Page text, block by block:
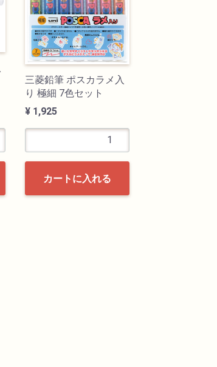
三菱鉛筆 ポスカラメ入
り 極細 7色セット
¥ 1,925
カートに入れる